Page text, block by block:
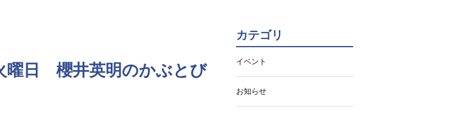
曜日 櫻井英明のかぶとび
カテゴリ
イベント
お知らせ